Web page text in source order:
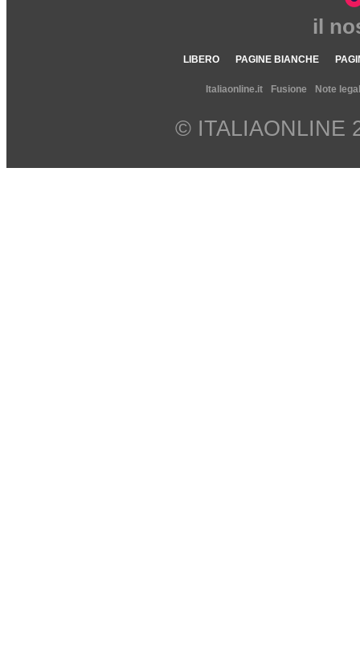
il
LIBERO PAGINE BIANCHE
Italiaonline.it Fusione Note
© ITALIAONLINE